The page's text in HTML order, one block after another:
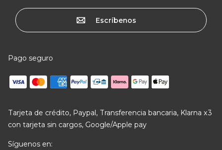
Escríbenos
Pago seguro
Tarjeta de crédito, Paypal, Transferencia bancaria, Klarna x3
con tarjeta sin cargos, Google/Apple pay
Síguenos en: